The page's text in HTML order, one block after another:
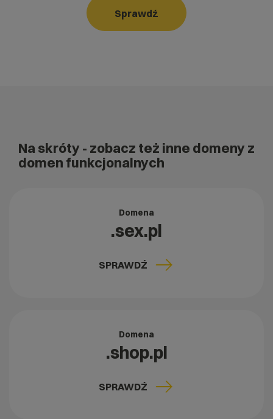
Sprawdź
Na skróty - zobacz też inne domeny z
domen funkcjonalnych
Domena
.sex.pl
SPRAWDŹ
Domena
.shop.pl
SPRAWDŹ